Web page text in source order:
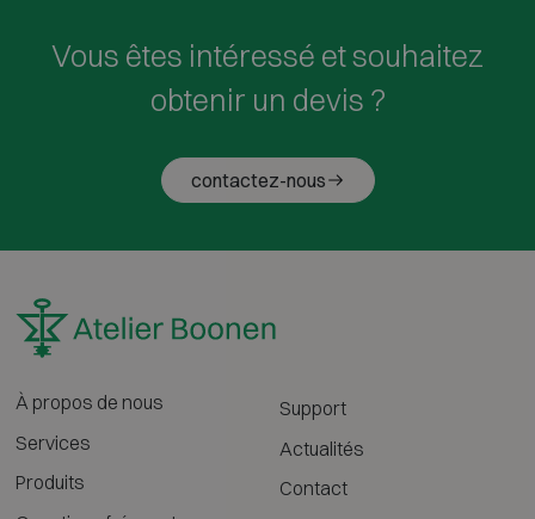
Vous êtes intéressé et souhaitez
obtenir un devis ?
contactez-nous
À propos de nous
Services
Produits
Support
Actualités
Contact